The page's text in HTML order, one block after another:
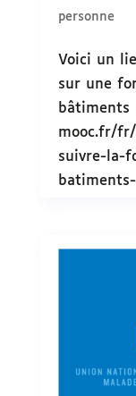
personne
Voici un
sur une
bâtiments
mooc.fr/
suivre-la-